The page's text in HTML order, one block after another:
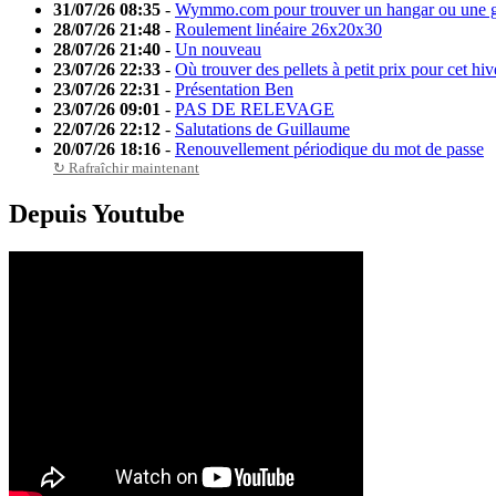
31/07/26 08:35 - Wymmo.com pour trouver un hangar ou une
28/07/26 21:48 - Roulement linéaire 26x20x30
28/07/26 21:40 - Un nouveau
23/07/26 22:33 - Où trouver des pellets à petit prix pour cet
23/07/26 22:31 - Présentation Ben
23/07/26 09:01 - PAS DE RELEVAGE
22/07/26 22:12 - Salutations de Guillaume
20/07/26 18:16 - Renouvellement périodique du mot de passe
↻ Rafraîchir maintenant
Depuis Youtube